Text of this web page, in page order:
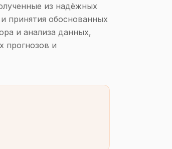
из надёжных
принятия обоснованных
и анализа данных,
прогнозов и